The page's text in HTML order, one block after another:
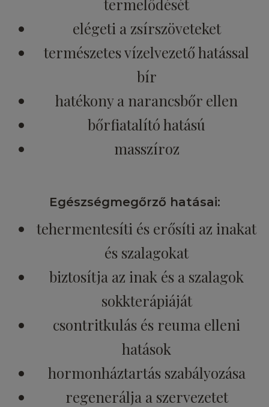
termelődését
elégeti a zsírszöveteket
természetes vízelvezető hatással
bír
hatékony a narancsbőr ellen
bőrfiatalító hatású
masszíroz
Egészségmegőrző hatásai:
tehermentesíti és erősíti az inakat
és szalagokat
biztosítja az inak és a szalagok
sokkterápiáját
csontritkulás és reuma elleni
hatások
hormonháztartás szabályozása
regenerálja a szervezetet